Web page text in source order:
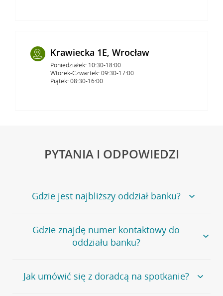
Krawiecka 1E, Wrocław
Poniedziałek: 10:30-18:00
Wtorek-Czwartek: 09:30-17:00
Piątek: 08:30-16:00
PYTANIA I ODPOWIEDZI
Gdzie jest najbliższy oddział banku?
Jeśli szukasz oddziału naszego banku, zapraszamy na
stronęPlacówki i bankomaty, na której znajduje się
wygodna wyszukiwarka.
oddziałów
Gdzie znajdę numer kontaktowy do
oddziału banku?
Bank Credit Agricole nie udostępnia ogólnego numeru
telefonu do placówki bankowej.
Jak umówić się z doradcą na spotkanie?